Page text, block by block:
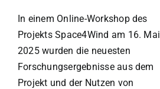
In einem Online-Workshop des
Projekts Space4Wind am 16. Mai
2025 wurden die neuesten
Forschungsergebnisse aus dem
Projekt und der Nutzen von